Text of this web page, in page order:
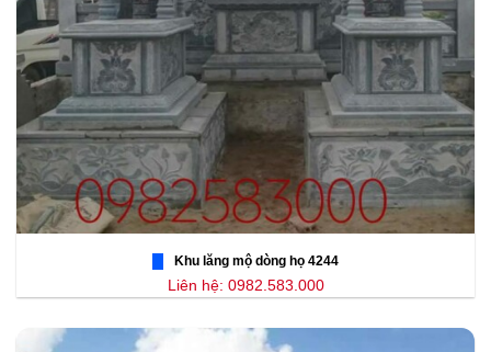
Khu lăng mộ dòng họ 4244
Liên hệ: 0982.583.000